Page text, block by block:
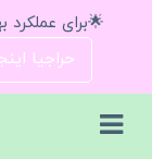
🌟برای
حراجیا